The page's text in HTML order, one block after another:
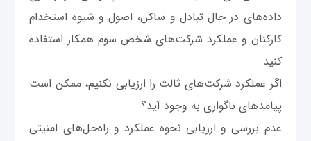
داده‌های در حال تبادل و ساکن، اصول و شیوه استخدام
کارکنان و عملکرد شرکت‌های شخص سوم همکار استفاده
کنید
اگر عملکرد شرکت‌های ثالث را ارزیابی نکنیم، ممکن است
پیامدهای ناگواری به وجود آید؟
عدم بررسی و ارزیابی نحوه عملکرد و راه‌حل‌های امنیتی